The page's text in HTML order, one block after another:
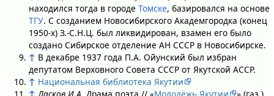
находился тогда в городе Томске, базировался на основе
ТГУ. C созданием Новосибирского Академгородка (конец
1950-х) З.-С.Н.Ц. был ликвидирован, взамен его было
создано Сибирское отделение АН СССР в Новосибирске.
↑ В декабре 1937 года П.А. Ойунский был избран
депутатом Верховного Совета СССР от Якутской АССР.
↑ Национальная библиотека Якутии